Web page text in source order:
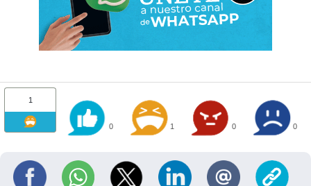
1
0 1 0 0